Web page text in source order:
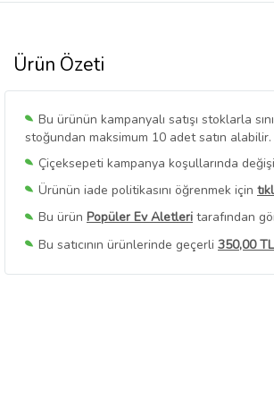
Ürün Özeti
Bu ürünün kampanyalı satışı stoklarla
stoğundan maksimum 10 adet satın alabilir.
Çiçeksepeti kampanya koşullarında
Ürünün iade politikasını öğrenmek için
Bu ürün Popüler Ev Aletleri tarafından
Bu satıcının ürünlerinde geçerli 350,00
Bu SatıcınınTüm Ürünlerini Görüntüle